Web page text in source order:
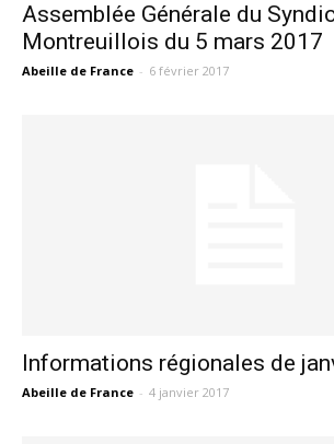
Assemblée Générale du
Montreuillois du 5 mars 2017
Abeille de France - 6 février 2017
Informations régionales de
Abeille de France - 4 janvier 2017